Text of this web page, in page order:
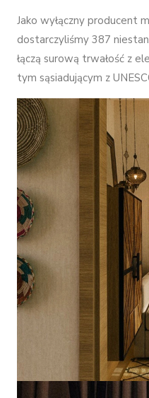
Jako wyłączny producent
dostarczyliśmy 387
łączą surową trwałość z
tym sąsiadującym z